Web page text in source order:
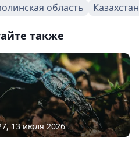
область Казахстан
также
13 июля 2026